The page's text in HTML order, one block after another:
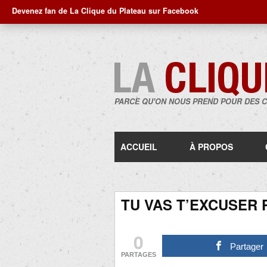
Devenez fan de La Clique du Plateau sur Facebook
PARCE QU'ON NOUS PREND POUR DES
ACCUEIL À PROPOS
TU VAS
0
PARTAGES
Partager